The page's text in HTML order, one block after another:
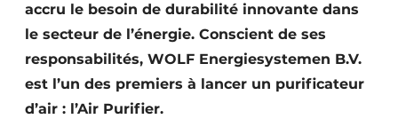
accru le besoin de durabilité innovante dans
le secteur de l’énergie. Conscient de ses
responsabilités, WOLF ­Energiesystemen B.V.
est l’un des premiers à lancer un purificateur
d’air : l’Air Purifier.